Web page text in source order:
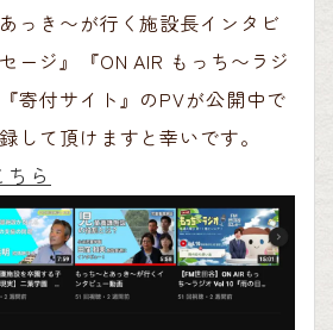
っき〜が行く施設長インタビ
ージ』『ON AIR もっち〜ラジ
寄付サイト』のPVが公開中で
して頂けますと幸いです。
ら